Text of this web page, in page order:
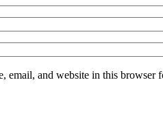
email, and website in this browser